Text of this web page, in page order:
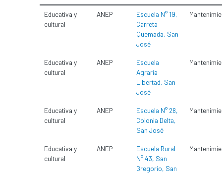
Educativa y
cultural
ANEP
Escuela N° 19,
Carreta
Quemada, San
José
Educativa y
cultural
ANEP
Escuela
Agraria
Libertad, San
José
Educativa y
cultural
ANEP
Escuela N° 28,
Colonia Delta,
San José
Educativa y
cultural
ANEP
Escuela Rural
N° 43, San
Gregorio, San